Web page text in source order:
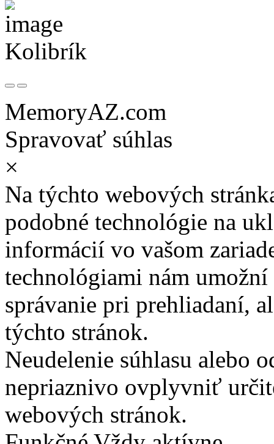
Kolibrík
MemoryAZ.com
Spravovať súhlas
×
Na týchto webových
podobné technológie na
informácií vo vašom
technológiami nám
správanie pri prehliadaní,
týchto stránok.
Neudelenie súhlasu alebo
nepriaznivo ovplyvniť
webových stránok.